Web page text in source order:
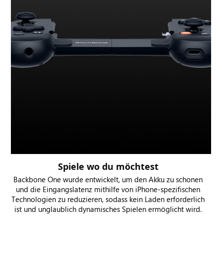
Spiele wo du möchtest
Backbone One wurde entwickelt, um den Akku zu schonen
und die Eingangslatenz mithilfe von iPhone-spezifischen
Technologien zu reduzieren, sodass kein Laden erforderlich
ist und unglaublich dynamisches Spielen ermöglicht wird.